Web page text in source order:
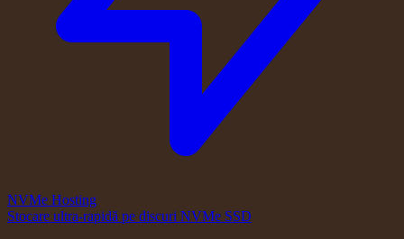
NVMe Hosting
Stocare ultra-rapidă pe discuri NVMe SSD